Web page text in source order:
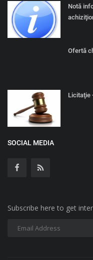
Notă
Ofertă
Licitaţie
SOCIAL MEDIA
Subscribe here to get